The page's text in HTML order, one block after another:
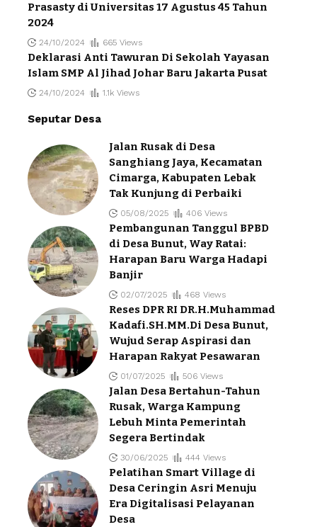
Prasasty di Universitas 17 Agustus 45 Tahun
2024
24/10/2024 665 Views
Deklarasi Anti Tawuran Di Sekolah Yayasan
Islam SMP Al Jihad Johar Baru Jakarta Pusat
24/10/2024 1.1k Views
Seputar Desa
Jalan Rusak di Desa
Sanghiang Jaya, Kecamatan
Cimarga, Kabupaten Lebak
Tak Kunjung di Perbaiki
05/08/2025 406 Views
Pembangunan Tanggul BPBD
di Desa Bunut, Way Ratai:
Harapan Baru Warga Hadapi
Banjir
02/07/2025 468 Views
Reses DPR RI DR.H.Muhammad
Kadafi.SH.MM.Di Desa Bunut,
Wujud Serap Aspirasi dan
Harapan Rakyat Pesawaran
01/07/2025 506 Views
Jalan Desa Bertahun-Tahun
Rusak, Warga Kampung
Lebuh Minta Pemerintah
Segera Bertindak
30/06/2025 444 Views
Pelatihan Smart Village di
Desa Ceringin Asri Menuju
Era Digitalisasi Pelayanan
Desa